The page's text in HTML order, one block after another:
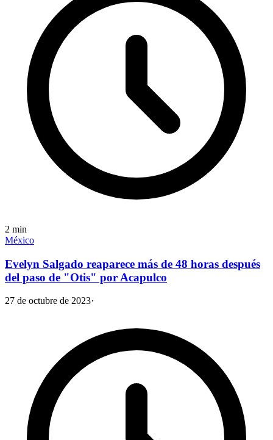
2 min
México
Evelyn Salgado reaparece más de 48 horas después
del paso de "Otis" por Acapulco
27 de octubre de 2023·